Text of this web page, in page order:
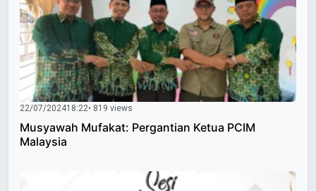
22/07/202418:22• 819 views
Musyawah Mufakat: Pergantian Ketua PCIM
Malaysia